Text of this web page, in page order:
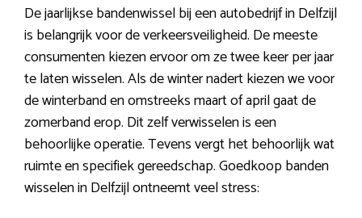
De jaarlijkse bandenwissel bij een autobedrijf in Delfzijl
is belangrijk voor de verkeersveiligheid. De meeste
consumenten kiezen ervoor om ze twee keer per jaar
te laten wisselen. Als de winter nadert kiezen we voor
de winterband en omstreeks maart of april gaat de
zomerband erop. Dit zelf verwisselen is een
behoorlijke operatie. Tevens vergt het behoorlijk wat
ruimte en specifiek gereedschap. Goedkoop banden
wisselen in Delfzijl ontneemt veel stress: